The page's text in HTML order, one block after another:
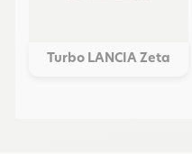
Turbo LANCIA Zeta